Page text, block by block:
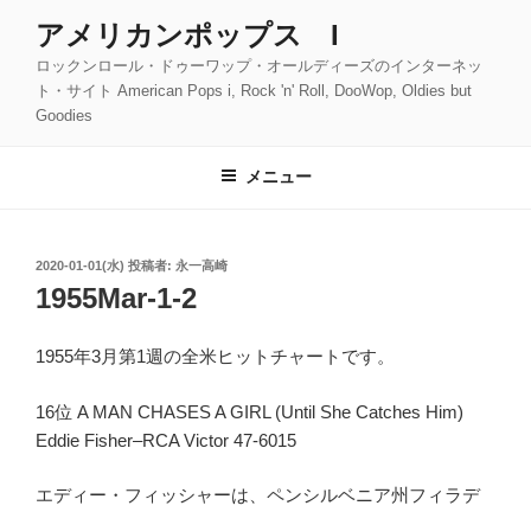
アメリカンポップス I
ロックンロール・ドゥーワップ・オールディーズのインターネッ
ト・サイト American Pops i, Rock 'n' Roll, DooWop, Oldies but
Goodies
メニュー
投
稿
日:
2020-01-01(水) 投稿者: 永一高崎
1955Mar-1-2
1955年3月第1週の全米ヒットチャートです。
16位 A MAN CHASES A GIRL (Until She Catches Him)
Eddie Fisher–RCA Victor 47-6015
エディー・フィッシャーは、ペンシルベニア州フィラデ